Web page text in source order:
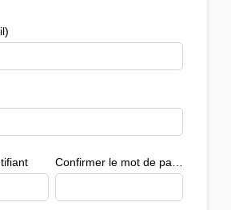
Confirmer le mot de passe